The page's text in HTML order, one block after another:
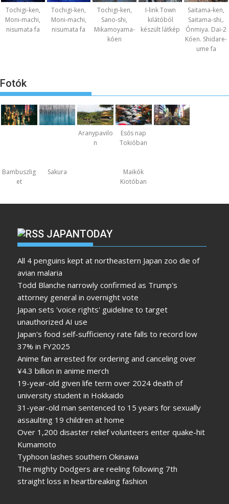
Tochigi-ken,
Moni-machi,
nisumata fa
Tochigi-ken,
Moni-machi,
nisumata fa
Tochigi-ken,
Sano-shi,
Mikamoyama-
kóen
I-link Town
kilátóból
készült látkép
Saitama-ken,
Saitama-shi,.
Ónmiya. Dai-2
Kóen. Shidare-
ume fa
Fotók
Aranypavilo
n
Esős nap
Tokióban
Bambuszlig
et
Sakura
Maikók
Kiotóban
JAPANTODAY
All 4 penguins kept at northeastern Japan zoo die of
avian malaria
Todd Blanche narrowly confirmed as Trump's
attorney general in overnight vote
Japan sets 'voice rights' guideline to target
unauthorized AI use
Japan's food self-sufficiency rate falls to record low
37% in FY2025
Anime fan arrested for ordering and canceling over
¥4.3 billion in anime merch
19-year-old given life term over 2024 death of
university student in Hokkaido
31-year-old man sentenced to 15 years for sexually
assaulting 19 children at home
Over 1,200 disaster relief volunteers enter quake-hit
Kumamoto
Typhoon lashes southern Okinawa
The mighty Dodgers are reeling following 7th
straight loss in heartbreaking fashion